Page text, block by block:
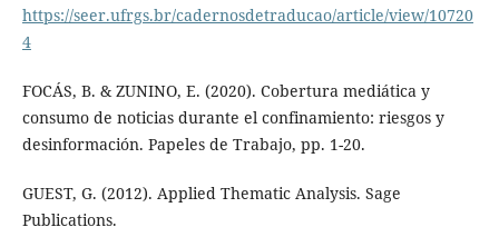
https://seer.ufrgs.br/cadernosdetraducao/article/view/10720
4
FOCÁS, B. & ZUNINO, E. (2020). Cobertura mediática y
consumo de noticias durante el confinamiento: riesgos y
desinformación. Papeles de Trabajo, pp. 1-20.
GUEST, G. (2012). Applied Thematic Analysis. Sage
Publications.